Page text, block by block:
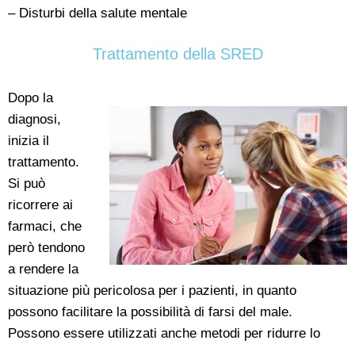
– Disturbi della salute mentale
Trattamento della SRED
Dopo la
diagnosi,
inizia il
trattamento.
Si può
ricorrere ai
farmaci, che
però tendono
a rendere la
situazione più pericolosa per i pazienti, in quanto
possono facilitare la possibilità di farsi del male.
Possono essere utilizzati anche metodi per ridurre lo